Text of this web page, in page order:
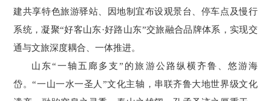
建共享特色旅游驿站、因地制宜布设观景台、停车点及慢行
系统，凝聚“好客山东·好路山东”交旅融合品牌体系，实现交
通与文旅深度耦合、一体推进。
山东“一轴五廊多支”的旅游公路纵横齐鲁、悠游海
岱。“一山一水一圣人”文化主轴，串联齐鲁大地世界级文化